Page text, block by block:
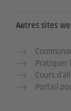
Autres sites
Pratiquer
Cours
Portail